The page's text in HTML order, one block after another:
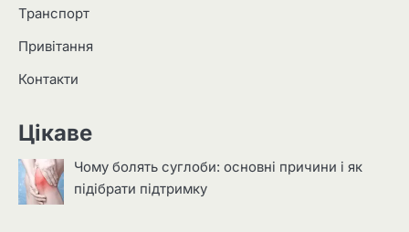
Транспорт
Привітання
Контакти
Цікаве
Чому болять суглоби: основні причини і як
підібрати підтримку